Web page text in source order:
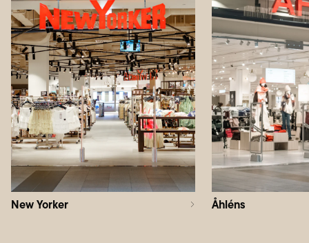
New Yorker Åhléns